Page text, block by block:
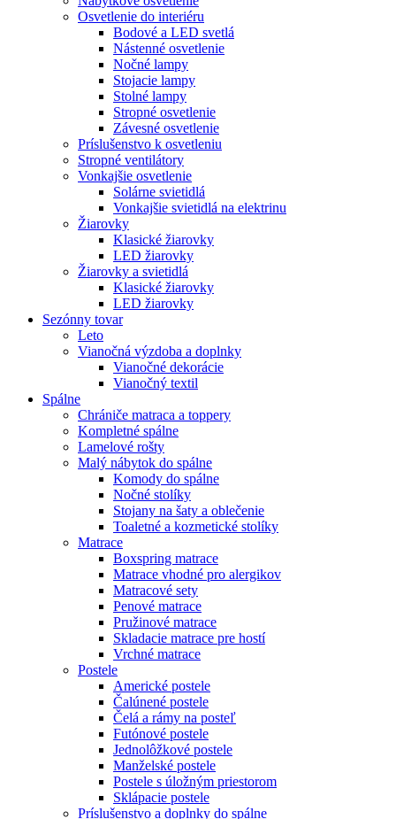
Osvetlenie do interiéru
Bodové a LED svetlá
Nástenné osvetlenie
Nočné lampy
Stojacie lampy
Stolné lampy
Stropné osvetlenie
Závesné osvetlenie
Príslušenstvo k osvetleniu
Stropné ventilátory
Vonkajšie osvetlenie
Solárne svietidlá
Vonkajšie svietidlá na elektrinu
Žiarovky
Klasické žiarovky
LED žiarovky
Žiarovky a svietidlá
Klasické žiarovky
LED žiarovky
Sezónny tovar
Leto
Vianočná výzdoba a doplnky
Vianočné dekorácie
Vianočný textil
Spálne
Chrániče matraca a toppery
Kompletné spálne
Lamelové rošty
Malý nábytok do spálne
Komody do spálne
Nočné stolíky
Stojany na šaty a oblečenie
Toaletné a kozmetické stolíky
Matrace
Boxspring matrace
Matrace vhodné pro alergikov
Matracové sety
Penové matrace
Pružinové matrace
Skladacie matrace pre hostí
Vrchné matrace
Postele
Americké postele
Čalúnené postele
Čelá a rámy na posteľ
Futónové postele
Jednolôžkové postele
Manželské postele
Postele s úložným priestorom
Sklápacie postele
Príslušenstvo a doplnky do spálne